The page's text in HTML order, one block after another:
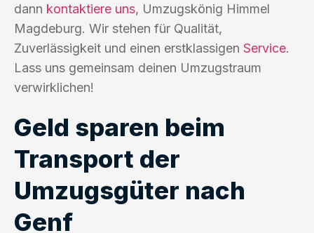
dann kontaktiere uns, Umzugskönig Himmel
Magdeburg. Wir stehen für Qualität,
Zuverlässigkeit und einen erstklassigen Service.
Lass uns gemeinsam deinen Umzugstraum
verwirklichen!
Geld sparen beim
Transport der
Umzugsgüter nach
Genf